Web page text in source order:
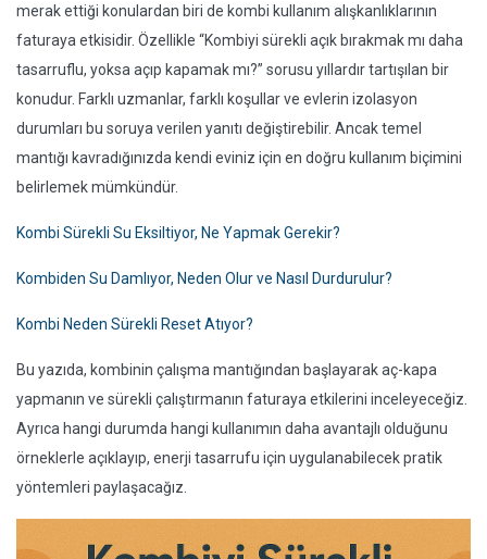
merak ettiği konulardan biri de kombi kullanım alışkanlıklarının
faturaya etkisidir. Özellikle “Kombiyi sürekli açık bırakmak mı daha
tasarruflu, yoksa açıp kapamak mı?” sorusu yıllardır tartışılan bir
konudur. Farklı uzmanlar, farklı koşullar ve evlerin izolasyon
durumları bu soruya verilen yanıtı değiştirebilir. Ancak temel
mantığı kavradığınızda kendi eviniz için en doğru kullanım biçimini
belirlemek mümkündür.
Kombi Sürekli Su Eksiltiyor, Ne Yapmak Gerekir?
Kombiden Su Damlıyor, Neden Olur ve Nasıl Durdurulur?
Kombi Neden Sürekli Reset Atıyor?
Bu yazıda, kombinin çalışma mantığından başlayarak aç-kapa
yapmanın ve sürekli çalıştırmanın faturaya etkilerini inceleyeceğiz.
Ayrıca hangi durumda hangi kullanımın daha avantajlı olduğunu
örneklerle açıklayıp, enerji tasarrufu için uygulanabilecek pratik
yöntemleri paylaşacağız.